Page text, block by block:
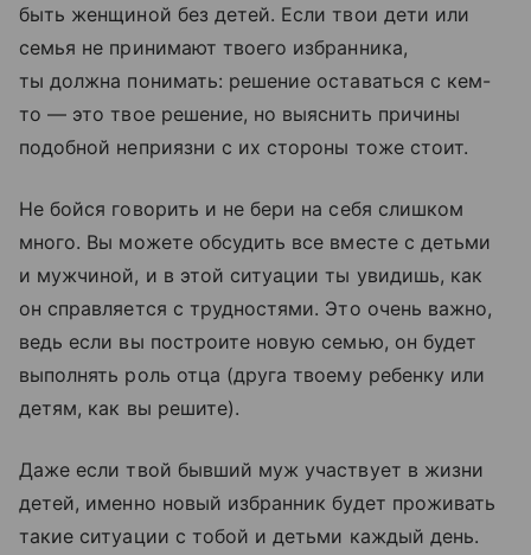
быть женщиной без детей. Если твои дети или
семья не принимают твоего избранника,
ты должна понимать: решение оставаться с кем-
то — это твое решение, но выяснить причины
подобной неприязни с их стороны тоже стоит.
Не бойся говорить и не бери на себя слишком
много. Вы можете обсудить все вместе с детьми
и мужчиной, и в этой ситуации ты увидишь, как
он справляется с трудностями. Это очень важно,
ведь если вы построите новую семью, он будет
выполнять роль отца (друга твоему ребенку или
детям, как вы решите).
Даже если твой бывший муж участвует в жизни
детей, именно новый избранник будет проживать
такие ситуации с тобой и детьми каждый день.